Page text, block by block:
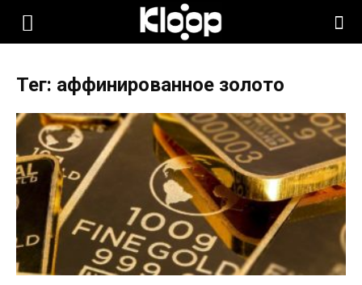
KLOOP.KG
Новости
Кыргызстана
Тег: аффинированное золото